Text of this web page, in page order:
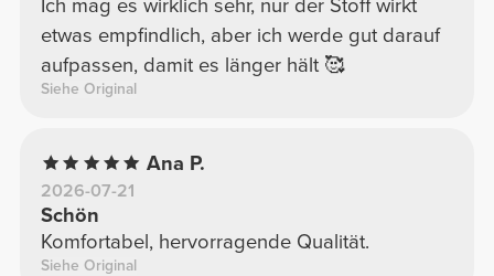
Ich mag es wirklich sehr, nur der Stoff wirkt
etwas empfindlich, aber ich werde gut darauf
aufpassen, damit es länger hält 🥰
Siehe Original
Ana P.
2026-07-21
Schön
Komfortabel, hervorragende Qualität.
Siehe Original